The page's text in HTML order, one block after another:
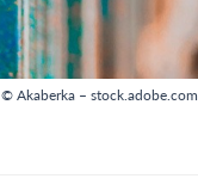
© Akaberka – stock.adobe.com